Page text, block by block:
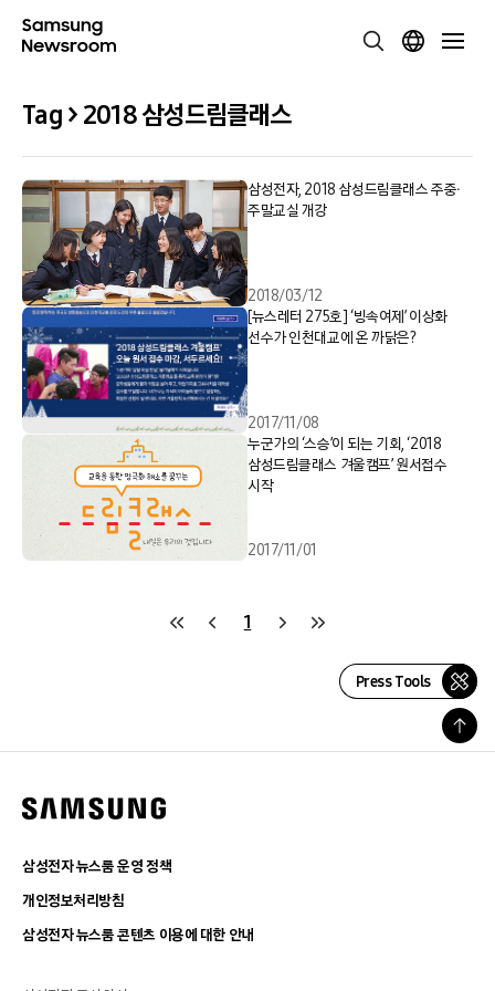
Tag > 2018 삼성드림클래스
삼성전자, 2018 삼성드림클래스 주중∙
주말교실 개강
2018/03/12
[뉴스레터 275호] ‘빙속여제’ 이상화
선수가 인천대교에 온 까닭은?
2017/11/08
누군가의 ‘스승’이 되는 기회, ‘2018
삼성드림클래스 겨울캠프’ 원서접수
시작
2017/11/01
1
Press Tools
삼성전자 뉴스룸 운영 정책
개인정보처리방침
삼성전자 뉴스룸 콘텐츠 이용에 대한 안내